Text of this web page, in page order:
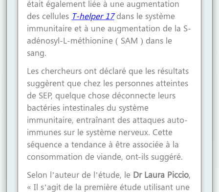
était également liée à une augmentation
des cellules T-helper 17dans le système
immunitaire et à une augmentation de la S-
adénosyl-L-méthionine ( SAM ) dans le
sang.
Les chercheurs ont déclaré que les résultats
suggèrent que chez les personnes atteintes
de SEP, quelque chose déconnecte leurs
bactéries intestinales du système
immunitaire, entraînant des attaques auto-
immunes sur le système nerveux. Cette
séquence a tendance à être associée à la
consommation de viande, ont-ils suggéré.
Selon l’auteur de l’étude, le Dr Laura Piccio,
« Il s’agit de la première étude utilisant une